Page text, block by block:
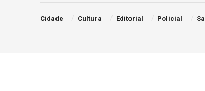
Cidade Cultura Editorial Policial